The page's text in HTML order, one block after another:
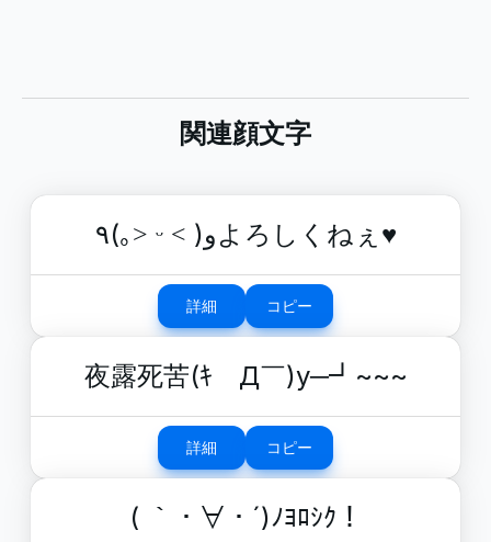
関連顔文字
٩(｡˃ ᵕ ˂ )وよろしくねぇ♥️
詳細 コピー
夜露死苦(ｷ￣Д￣)y─┛~~~
詳細 コピー
( ｀・∀・´)ﾉﾖﾛｼｸ！